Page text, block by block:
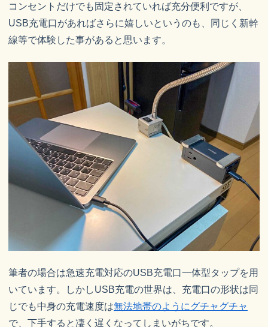
コンセントだけでも固定されていれば充分便利ですが、
USB充電口があればさらに嬉しいというのも、同じく新幹
線等で体験した事があると思います。
筆者の場合は急速充電対応のUSB充電口一体型タップを用
いています。しかしUSB充電の世界は、充電口の形状は同
じでも中身の充電速度は無法地帯のようにグチャグチャ
で、下手すると凄く遅くなってしまいがちです。